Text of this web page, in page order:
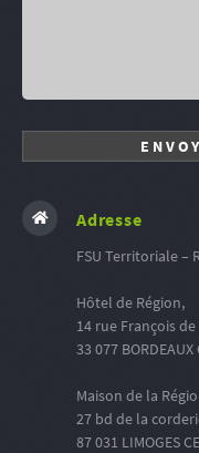
Adresse
FSU Territoriale –
Hôtel de Région,
14 rue François
33 077 BORDEAUX
Maison de la
27 bd de la
87 031 LIMOGES